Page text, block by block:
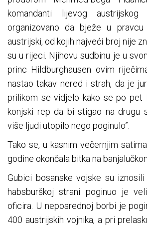
komandanti lijevog
organizovano da bježe u
austrijski, od kojih najveći broj nije
su u rijeci. Njihovu sudbinu je u
princ Hildburghausen ovim
nastao takav nered i strah, da je
prilikom se vidjelo kako se po pet
konjski rep da bi stigao na drugu
više ljudi utopilo nego poginulo”.
Tako se, u kasnim večernjim
godine okončala bitka na
Gubici bosanske vojske su
habsburškoj strani poginuo je
oficira. U neposrednoj borbi je
400 austrijskih vojnika, a pri